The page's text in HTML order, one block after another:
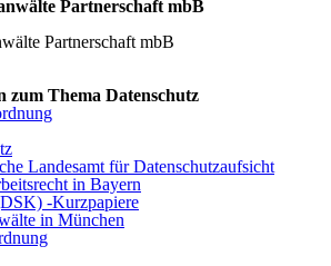
Partnerschaft mbB
Partnerschaft mbB
zum Thema Datenschutz
Landesamt für Datenschutzaufsicht
in Bayern
-Kurzpapiere
in München